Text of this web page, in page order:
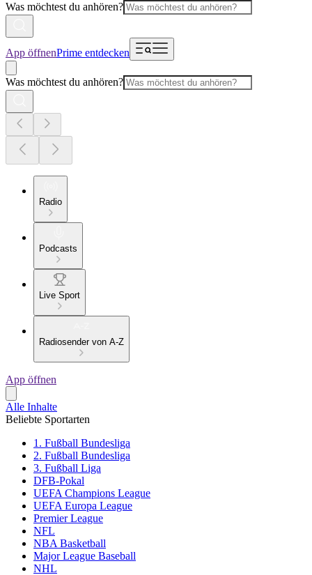
Was möchtest du anhören?
App öffnenPrime entdecken
Was möchtest du anhören?
Radio
Podcasts
Live Sport
Radiosender von A-Z
App öffnen
Alle Inhalte
Beliebte Sportarten
1. Fußball Bundesliga
2. Fußball Bundesliga
3. Fußball Liga
DFB-Pokal
UEFA Champions League
UEFA Europa League
Premier League
NFL
NBA Basketball
Major League Baseball
NHL